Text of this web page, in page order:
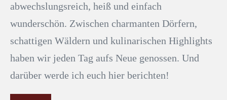
abwechslungsreich, heiß und einfach
wunderschön. Zwischen charmanten Dörfern,
schattigen Wäldern und kulinarischen Highlights
haben wir jeden Tag aufs Neue genossen. Und
darüber werde ich euch hier berichten!